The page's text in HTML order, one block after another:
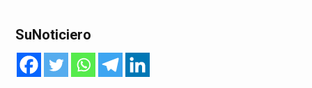
SuNoticiero